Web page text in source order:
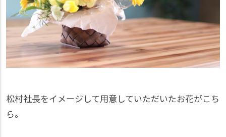
松村社長をイメージして用意していただいたお花がこち
ら。